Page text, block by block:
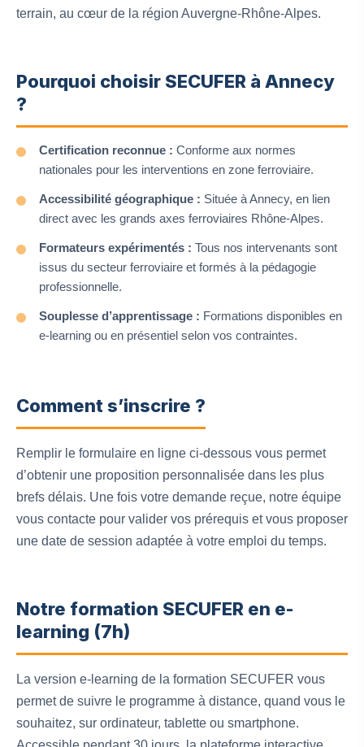
terrain, au cœur de la région Auvergne-Rhône-Alpes.
Pourquoi choisir SECUFER à Annecy
?
Certification reconnue : Conforme aux normes
nationales pour les interventions en zone ferroviaire.
Accessibilité géographique : Située à Annecy, en lien
direct avec les grands axes ferroviaires Rhône-Alpes.
Formateurs expérimentés : Tous nos intervenants sont
issus du secteur ferroviaire et formés à la pédagogie
professionnelle.
Souplesse d’apprentissage : Formations disponibles en
e-learning ou en présentiel selon vos contraintes.
Comment s’inscrire ?
Remplir le formulaire en ligne ci-dessous vous permet
d’obtenir une proposition personnalisée dans les plus
brefs délais. Une fois votre demande reçue, notre équipe
vous contacte pour valider vos prérequis et vous proposer
une date de session adaptée à votre emploi du temps.
Notre formation SECUFER en e-
learning (7h)
La version e-learning de la formation SECUFER vous
permet de suivre le programme à distance, quand vous le
souhaitez, sur ordinateur, tablette ou smartphone.